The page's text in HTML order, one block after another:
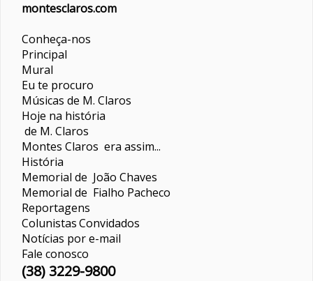
montesclaros.com
Conheça-nos
Principal
Mural
Eu te procuro
Músicas de M. Claros
Hoje na história
de M. Claros
Montes Claros era assim...
História
Memorial de João Chaves
Memorial de Fialho Pacheco
Reportagens
ColunistasConvidados
Notícias por e-mail
Fale conosco
(38) 3229-9800